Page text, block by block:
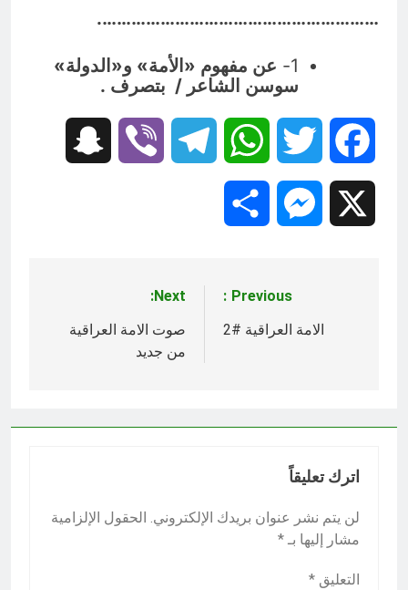
………………………………………………….
1-
عن مفهوم «الأمة» و«الدولة»
سوسن الشاعر / بتصرف .
Facebook
Twitter
WhatsApp
Telegram
Viber
Messenger
المقالات
Previous:
الامة العراقية #2
Next:
صوت الامة العراقية
من جديد
اترك تعليقاً
لن يتم نشر عنوان بريدك الإلكتروني. الحقول الإلزامية
مشار إليها بـ *
التعليق *